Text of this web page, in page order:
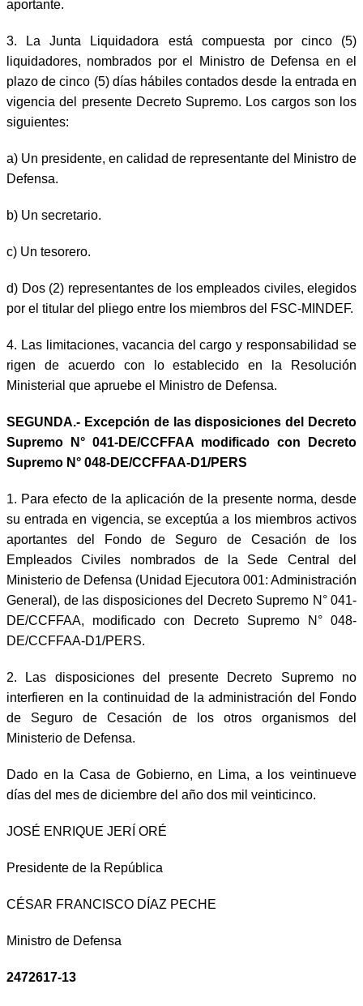
aportante.
3. La Junta Liquidadora está compuesta por cinco (5)
liquidadores, nombrados por el Ministro de Defensa en el
plazo de cinco (5) días hábiles contados desde la entrada en
vigencia del presente Decreto Supremo. Los cargos son los
siguientes:
a) Un presidente, en calidad de representante del Ministro de
Defensa.
b) Un secretario.
c) Un tesorero.
d) Dos (2) representantes de los empleados civiles, elegidos
por el titular del pliego entre los miembros del FSC-MINDEF.
4. Las limitaciones, vacancia del cargo y responsabilidad se
rigen de acuerdo con lo establecido en la Resolución
Ministerial que apruebe el Ministro de Defensa.
SEGUNDA.- Excepción de las disposiciones del Decreto
Supremo N° 041-DE/CCFFAA modificado con Decreto
Supremo N° 048-DE/CCFFAA-D1/PERS
1. Para efecto de la aplicación de la presente norma, desde
su entrada en vigencia, se exceptúa a los miembros activos
aportantes del Fondo de Seguro de Cesación de los
Empleados Civiles nombrados de la Sede Central del
Ministerio de Defensa (Unidad Ejecutora 001: Administración
General), de las disposiciones del Decreto Supremo N° 041-
DE/CCFFAA, modificado con Decreto Supremo N° 048-
DE/CCFFAA-D1/PERS.
2. Las disposiciones del presente Decreto Supremo no
interfieren en la continuidad de la administración del Fondo
de Seguro de Cesación de los otros organismos del
Ministerio de Defensa.
Dado en la Casa de Gobierno, en Lima, a los veintinueve
días del mes de diciembre del año dos mil veinticinco.
JOSÉ ENRIQUE JERÍ ORÉ
Presidente de la República
CÉSAR FRANCISCO DÍAZ PECHE
Ministro de Defensa
2472617-13